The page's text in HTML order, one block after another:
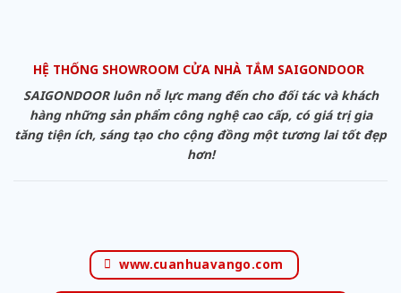
HỆ THỐNG SHOWROOM CỬA NHÀ TẮM SAIGONDOOR
SAIGONDOOR luôn nỗ lực mang đến cho đối tác và khách
hàng những sản phẩm công nghệ cao cấp, có giá trị gia
tăng tiện ích, sáng tạo cho cộng đồng một tương lai tốt đẹp
hơn!
www.cuanhuavango.com